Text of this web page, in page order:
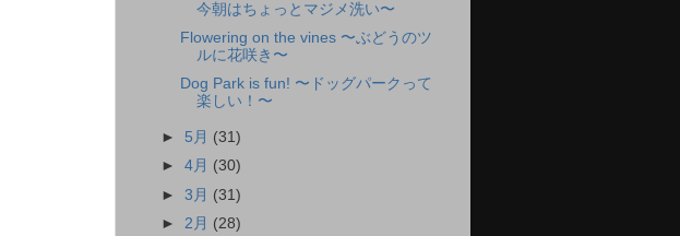
今朝はちょっとマジメ洗い〜
Flowering on the vines 〜ぶどうのツ
ルに花咲き〜
Dog Park is fun! 〜ドッグパークって
楽しい！〜
► 5月 (31)
►4月 (30)
►3月 (31)
► 2月 (28)